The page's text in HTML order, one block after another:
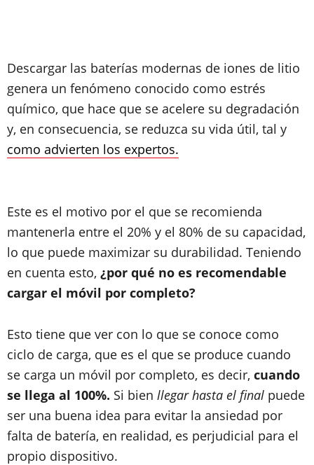
Descargar las baterías modernas de iones de litio
genera un fenómeno conocido como estrés
químico, que hace que se acelere su degradación
y, en consecuencia, se reduzca su vida útil, tal y
como advierten los expertos.
Este es el motivo por el que se recomienda
mantenerla entre el 20% y el 80% de su capacidad,
lo que puede maximizar su durabilidad. Teniendo
en cuenta esto, ¿por qué no es recomendable
cargar el móvil por completo?
Esto tiene que ver con lo que se conoce como
ciclo de carga, que es el que se produce cuando
se carga un móvil por completo, es decir, cuando
se llega al 100%. Si bien llegar hasta el final puede
ser una buena idea para evitar la ansiedad por
falta de batería, en realidad, es perjudicial para el
propio dispositivo.